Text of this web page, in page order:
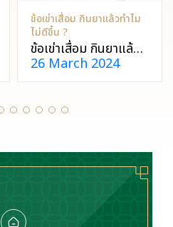
ข้อเข่าเสื่อม กินยาแล้วทำไม
ไม่ดีขึ้น ?
ข้อเข่าเสื่อม กินยาแล้ว
ทำไมไม่ดีขึ้น ?
26 March 2024